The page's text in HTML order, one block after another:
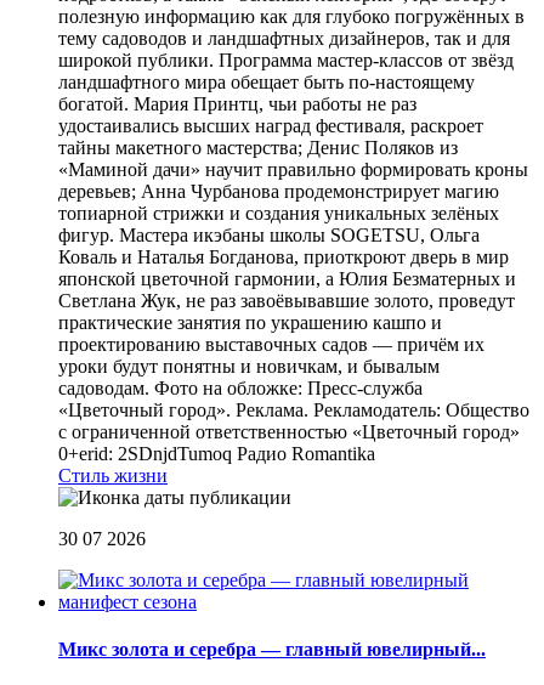
полезную информацию как для глубоко погружённых в
тему садоводов и ландшафтных дизайнеров, так и для
широкой публики. Программа мастер-классов от звёзд
ландшафтного мира обещает быть по-настоящему
богатой. Мария Принтц, чьи работы не раз
удостаивались высших наград фестиваля, раскроет
тайны макетного мастерства; Денис Поляков из
«Маминой дачи» научит правильно формировать кроны
деревьев; Анна Чурбанова продемонстрирует магию
топиарной стрижки и создания уникальных зелёных
фигур. Мастера икэбаны школы SOGETSU, Ольга
Коваль и Наталья Богданова, приоткроют дверь в мир
японской цветочной гармонии, а Юлия Безматерных и
Светлана Жук, не раз завоёвывавшие золото, проведут
практические занятия по украшению кашпо и
проектированию выставочных садов — причём их
уроки будут понятны и новичкам, и бывалым
садоводам. Фото на обложке: Пресс-служба
«Цветочный город». Реклама. Рекламодатель: Общество
с ограниченной ответственностью «Цветочный город»
0+erid: 2SDnjdTumoq Радио Romantika
Стиль жизни
30 07 2026
Микс золота и серебра — главный ювелирный...